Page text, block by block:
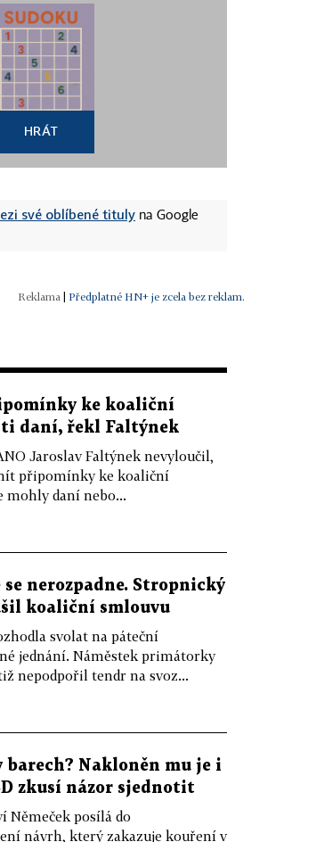
HRÁT
své oblíbené tituly na Google
| Předplatné HN+ je zcela bez reklam.
ke koaliční
daní, řekl Faltýnek
Jaroslav Faltýnek nevyloučil,
připomínky ke koaliční
mohly daní nebo...
se nerozpadne. Stropnický
koaliční smlouvu
svolat na páteční
jednání. Náměstek primátorky
nepodpořil tendr na svoz...
barech? Nakloněn mu je i
zkusí názor sjednotit
posílá do
návrh, který zakazuje kouření v